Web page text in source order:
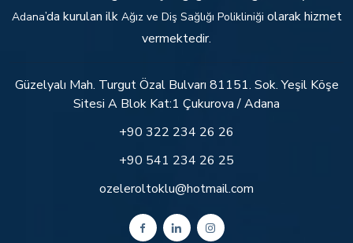
Adana’da kurulan ilk Ağız ve Diş Sağlığı Polikliniği olarak hizmet
vermektedir.
Güzelyalı Mah. Turgut Özal Bulvarı 81151. Sok. Yeşil Köşe
Sitesi A Blok Kat:1 Çukurova / Adana
+90 322 234 26 26
+90 541 234 26 25
ozeleroltoklu@hotmail.com